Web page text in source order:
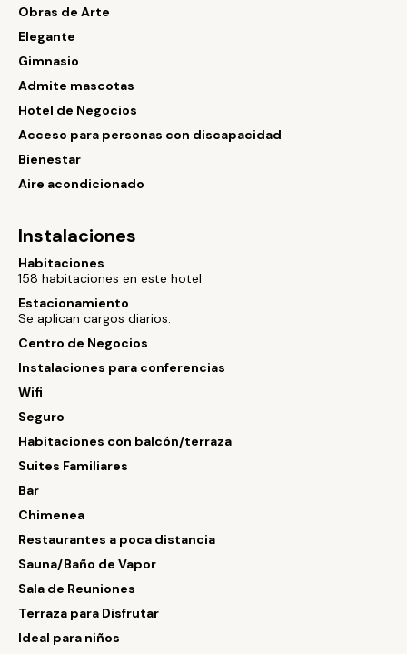
Obras de Arte
Elegante
Gimnasio
Admite mascotas
Hotel de Negocios
Acceso para personas con discapacidad
Bienestar
Aire acondicionado
Instalaciones
Habitaciones
158 habitaciones en este hotel
Estacionamiento
Se aplican cargos diarios.
Centro de Negocios
Instalaciones para conferencias
Wifi
Seguro
Habitaciones con balcón/terraza
Suites Familiares
Bar
Chimenea
Restaurantes a poca distancia
Sauna/Baño de Vapor
Sala de Reuniones
Terraza para Disfrutar
Ideal para niños